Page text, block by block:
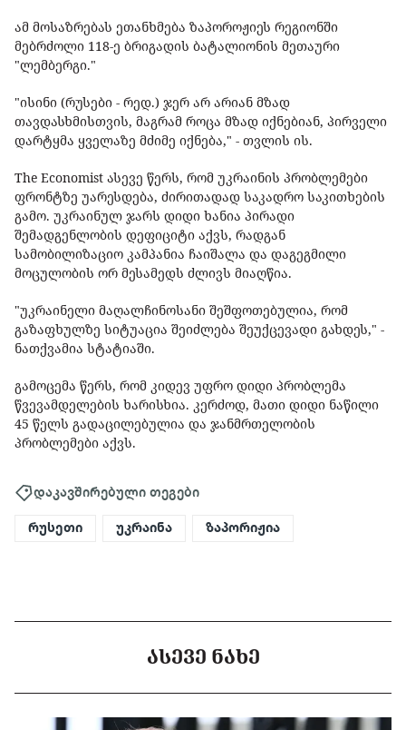
ამ მოსაზრებას ეთანხმება ზაპოროჟიეს რეგიონში
მებრძოლი 118-ე ბრიგადის ბატალიონის მეთაური
"ლემბერგი."
"ისინი (რუსები - რედ.) ჯერ არ არიან მზად
თავდასხმისთვის, მაგრამ როცა მზად იქნებიან, პირველი
დარტყმა ყველაზე მძიმე იქნება," - თვლის ის.
The Economist ასევე წერს, რომ უკრაინის პრობლემები
ფრონტზე უარესდება, ძირითადად საკადრო საკითხების
გამო. უკრაინულ ჯარს დიდი ხანია პირადი
შემადგენლობის დეფიციტი აქვს, რადგან
სამობილიზაციო კამპანია ჩაიშალა და დაგეგმილი
მოცულობის ორ მესამედს ძლივს მიაღწია.
"უკრაინელი მაღალჩინოსანი შეშფოთებულია, რომ
გაზაფხულზე სიტუაცია შეიძლება შეუქცევადი გახდეს," -
ნათქვამია სტატიაში.
გამოცემა წერს, რომ კიდევ უფრო დიდი პრობლემა
წვევამდელების ხარისხია. კერძოდ, მათი დიდი ნაწილი
45 წელს გადაცილებულია და ჯანმრთელობის
პრობლემები აქვს.
დაკავშირებული თეგები
რუსეთი უკრაინა ზაპორიჟია
ᲐᲡᲔᲕᲔ ᲜᲐᲮᲔ